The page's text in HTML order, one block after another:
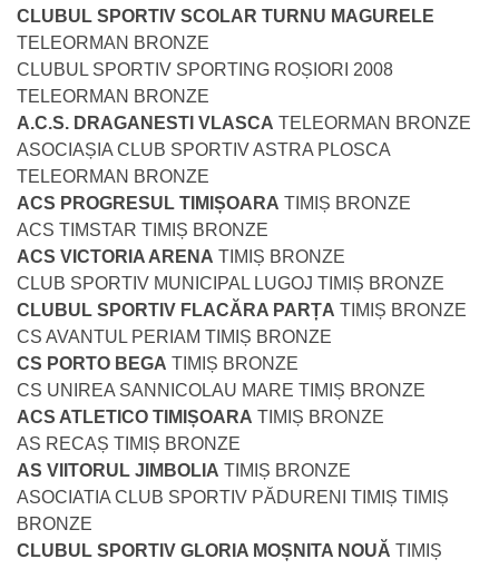
CLUBUL SPORTIV SCOLAR TURNU MAGURELE
TELEORMAN BRONZE
CLUBUL SPORTIV SPORTING ROȘIORI 2008
TELEORMAN BRONZE
A.C.S. DRAGANESTI VLASCA TELEORMAN BRONZE
ASOCIAȘIA CLUB SPORTIV ASTRA PLOSCA
TELEORMAN BRONZE
ACS PROGRESUL TIMIȘOARA TIMIȘ BRONZE
ACS TIMSTAR TIMIȘ BRONZE
ACS VICTORIA ARENA TIMIȘ BRONZE
CLUB SPORTIV MUNICIPAL LUGOJ TIMIȘ BRONZE
CLUBUL SPORTIV FLACĂRA PARȚA TIMIȘ BRONZE
CS AVANTUL PERIAM TIMIȘ BRONZE
CS PORTO BEGA TIMIȘ BRONZE
CS UNIREA SANNICOLAU MARE TIMIȘ BRONZE
ACS ATLETICO TIMIȘOARA TIMIȘ BRONZE
AS RECAȘ TIMIȘ BRONZE
AS VIITORUL JIMBOLIA TIMIȘ BRONZE
ASOCIATIA CLUB SPORTIV PĂDURENI TIMIȘ TIMIȘ
BRONZE
CLUBUL SPORTIV GLORIA MOȘNITA NOUĂ TIMIȘ